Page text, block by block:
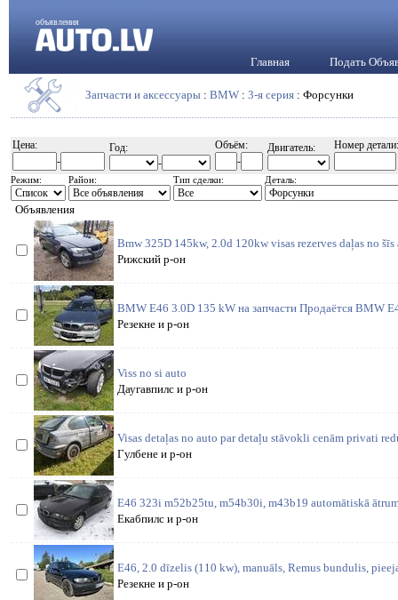
объявления
Главная Подать
Запчасти и аксессуары : BMW : 3-я серия : Форсунки
Цена:
-
Год:
-
Объём:
-
Двигатель: Номер детали:
Режим: Район: Тип сделки: Деталь:
Объявления
Bmw 325D 145kw, 2.0d 120kw visas rezerves daļas no šīs
Рижский р-он
BMW E46 3.0D 135 kW на запчасти Продаётся BMW
Резекне и р-он
Viss no si auto
Даугавпилс и р-он
Visas detaļas no auto par detaļu stāvokli cenām privati
Гулбене и р-он
E46 323i m52b25tu, m54b30i, m43b19 automātiskā
Екабпилс и р-он
E46, 2.0 dīzelis (110 kw), manuāls, Remus bundulis,
Резекне и р-он